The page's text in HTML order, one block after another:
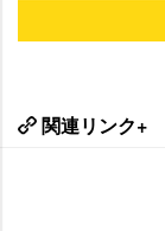
関連リンク+